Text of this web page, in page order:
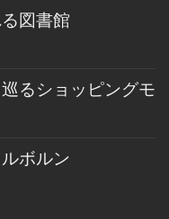
図書館
るショッピングモ
ボルン